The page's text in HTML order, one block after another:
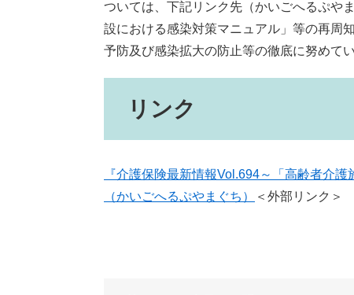
ついては、下記リンク先（かいごへるぷや
設における感染対策マニュアル」等の再周
予防及び感染拡大の防止等の徹底に努めて
リンク
『介護保険最新情報Vol.694～「高齢者介
（かいごへるぷやまぐち）
＜外部リンク＞